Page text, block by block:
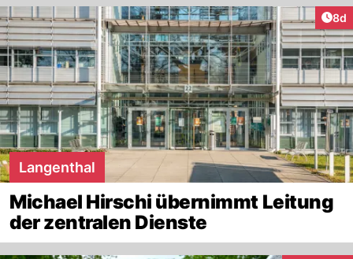
8d
Langenthal
Michael Hirschi übernimmt Leitung
der zentralen Dienste